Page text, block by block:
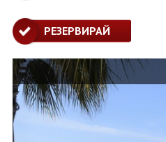
ОЩЕ
ЗА НАС
ФИРМЕНИ ДОКУМЕНТИ
РЕЗЕРВИРАЙ